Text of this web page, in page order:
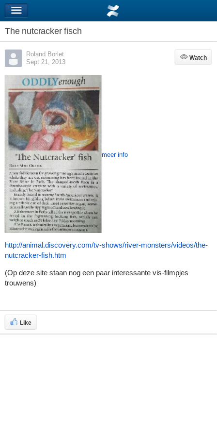
The nutcracker fisch
Roland Borlet
Sept 21, 2013
Watch
Watch
meer info
http://animal.discovery.com/tv-shows/river-monsters/videos/the-
nutcracker-fish.htm
(Op deze site staan nog een paar interessante vis-filmpjes
trouwens)
Like